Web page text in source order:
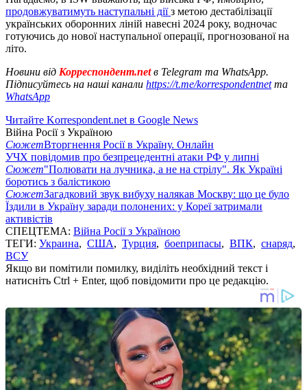
продовжуватимуть наступальні діїз метою дестабілізації
українських оборонних ліній навесні 2024 року, водночас
готуючись до нової наступальної операції, прогнозованої на
літо.
Новини від Корреспондент.netв Telegram та WhatsApp.
Підписуйтесь на наші канали https://t.me/korrespondentnetта
WhatsApp
Читайте Korrespondent.net в Google News
Війна Росії з Україною
СюжетВторгнення Росії в Україну. Онлайн
УЧХ повідомив про безпрецедентні атаки РФ у липні
Сюжет"Полювати на лучника, а не на стрілу". Як Україні
боротись з балістикою
СюжетЗагадковий звук вибуху налякав Москву: що це було
Їздили в Україну заради полонених: у Кореї затримали
активістів
СПЕЦТЕМА: Війна Росії з Україною
ТЕГИ: Украина, США, Турция, боеприпасы, ВПК, снаряд,
ВСУ
Якщо ви помітили помилку, виділіть необхідний текст і
натисніть Ctrl + Enter, щоб повідомити про це редакцію.